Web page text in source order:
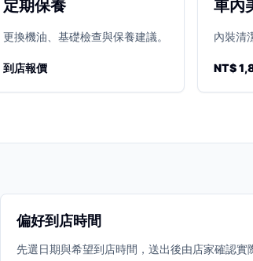
定期保養
更換機油、基礎檢查與保養建議。
到店報價
車內
內裝清
NT$
偏好到店時間
先選日期與希望到店時間，送出後由店家確認實